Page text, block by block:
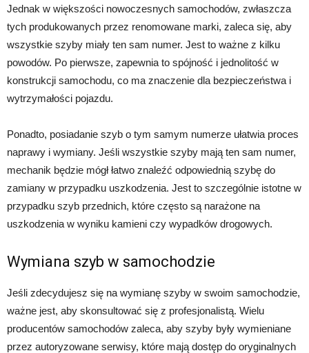
Jednak w większości nowoczesnych samochodów, zwłaszcza
tych produkowanych przez renomowane marki, zaleca się, aby
wszystkie szyby miały ten sam numer. Jest to ważne z kilku
powodów. Po pierwsze, zapewnia to spójność i jednolitość w
konstrukcji samochodu, co ma znaczenie dla bezpieczeństwa i
wytrzymałości pojazdu.
Ponadto, posiadanie szyb o tym samym numerze ułatwia proces
naprawy i wymiany. Jeśli wszystkie szyby mają ten sam numer,
mechanik będzie mógł łatwo znaleźć odpowiednią szybę do
zamiany w przypadku uszkodzenia. Jest to szczególnie istotne w
przypadku szyb przednich, które często są narażone na
uszkodzenia w wyniku kamieni czy wypadków drogowych.
Wymiana szyb w samochodzie
Jeśli zdecydujesz się na wymianę szyby w swoim samochodzie,
ważne jest, aby skonsultować się z profesjonalistą. Wielu
producentów samochodów zaleca, aby szyby były wymieniane
przez autoryzowane serwisy, które mają dostęp do oryginalnych